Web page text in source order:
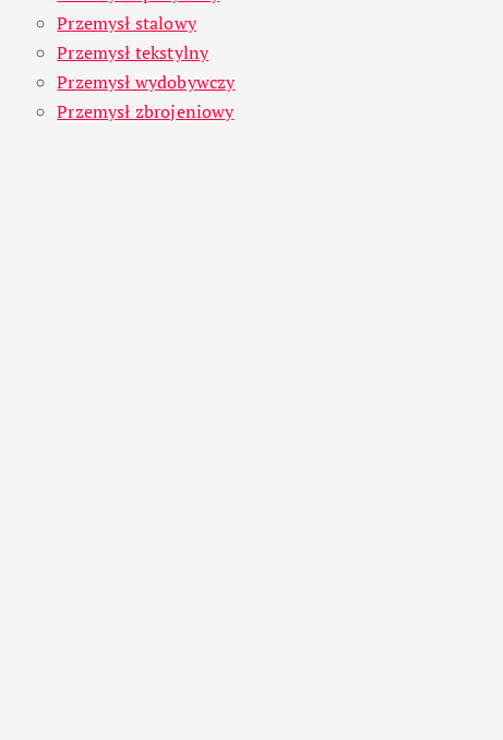
Przemysł stalowy
Przemysł tekstylny
Przemysł wydobywczy
Przemysł zbrojeniowy